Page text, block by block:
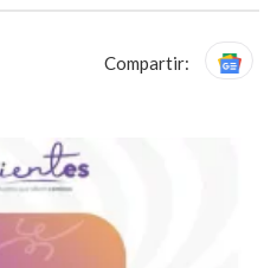
Compartir: